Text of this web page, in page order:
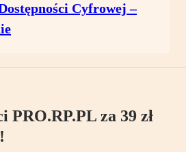
Cyfrowej –
PRO.RP.PL za 39 zł